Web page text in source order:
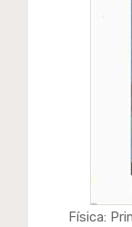
Física: